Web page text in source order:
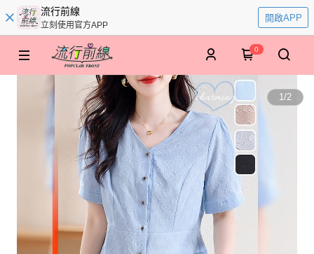
流行前線
立刻使用官方APP
開啟APP
0
1/2